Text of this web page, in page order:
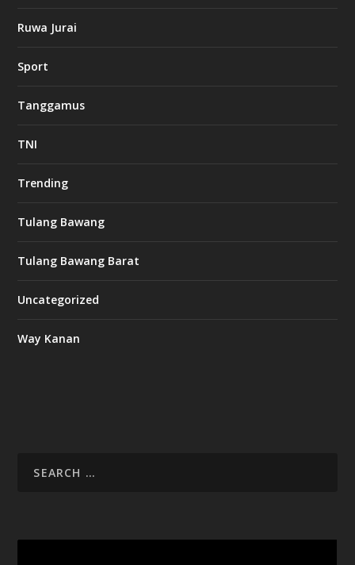
Ruwa Jurai
Sport
Tanggamus
TNI
Trending
Tulang Bawang
Tulang Bawang Barat
Uncategorized
Way Kanan